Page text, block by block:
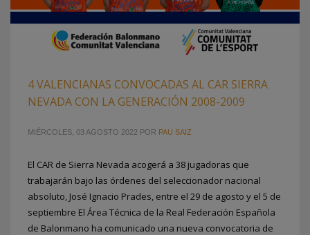
4 VALENCIANAS CONVOCADAS AL CAR SIERRA
NEVADA CON LA GENERACIÓN 2008-2009
MIÉRCOLES, 03 AGOSTO 2022 POR PAU SAIZ
El CAR de Sierra Nevada acogerá a 38 jugadoras que
trabajarán bajo las órdenes del seleccionador nacional
absoluto, José Ignacio Prades, entre el 29 de agosto y el 5 de
septiembre El Área Técnica de la Real Federación Española
de Balonmano ha comunicado una nueva convocatoria de